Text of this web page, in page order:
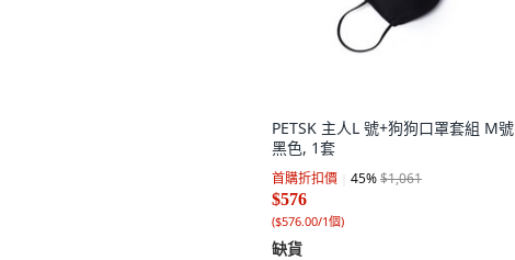
PETSK 主人L 號+狗狗口罩套組 M號
黑色, 1套
首購折扣價 45%$1,061
$576
($576.00/1個)
缺貨